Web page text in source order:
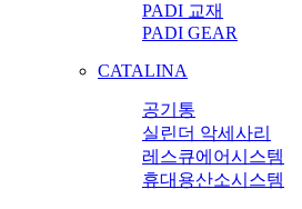
PADI 교재
PADI GEAR
CATALINA
공기통
실린더 악세사리
레스큐에어시스템
휴대용산소시스템